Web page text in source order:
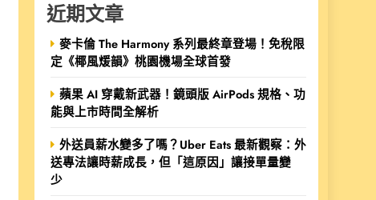
近期文章
麥卡倫 The Harmony 系列最終章登場！免稅限
定《椰風煖韻》桃園機場全球首發
蘋果 AI 穿戴新武器！鏡頭版 AirPods 規格、功
能與上市時間全解析
外送員薪水變多了嗎？Uber Eats 最新觀察：外
送專法讓時薪成長，但「這原因」讓接單量變
少